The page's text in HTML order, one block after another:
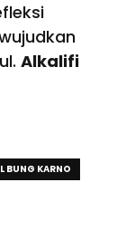
Alkalifi
BUNG KARNO